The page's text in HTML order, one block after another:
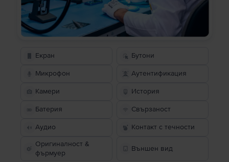
Екран Бутони
Микрофон Аутентификация
Камери История
Батерия Свързаност
Аудио
Контакт с течности
Оригиналност &
фърмуер
Външен вид